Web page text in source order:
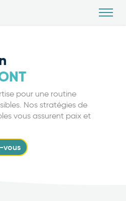
pour une routine
Nos stratégies de
vous assurent paix et
vous